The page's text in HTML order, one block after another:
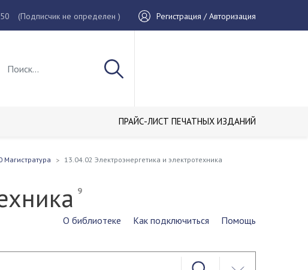
(Подписчик не определен ) Регистрация / Авторизация
ПРАЙС-ЛИСТ ПЕЧАТНЫХ ИЗДАНИЙ
Магистратура 13.04.02 Электроэнергетика и электротехника
9
О библиотеке Как подключиться Помощь